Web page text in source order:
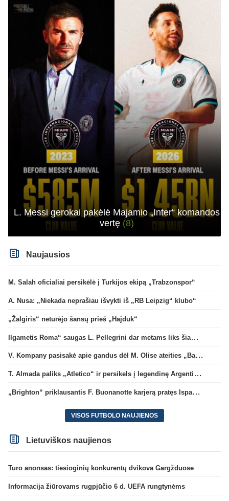
L. Messi gerokai pakėlė Majamio „Inter“ komandos
vertę (8)
Naujausios
M. Salah oficialiai persikėlė į Turkijos ekipą „Trabzonspor“
A. Nusa: „Niekada neprašiau išvykti iš „RB Leipzig“ klubo“
„Žalgiris“ neturėjo šansų prieš „Hajduk“
Ilgametis Roma“ saugas L. Pellegrini dar metams liks šiame klube
V. Kompany pasisakė apie gandus dėl M. Olise ateities „Bayern“ gretose
T. Almada paliks „Atletico“ ir persikels į legendinę Argentinos ekipą
„Brighton“ priklausantis F. Buonanotte karjerą pratęs Ispanijoje
VISOS FUTBOLO NAUJIENOS
Lietuviškos naujienos
Turo anonsas: tiesioginių konkurentų dvikova Gargžduose
Informacija žiūrovams rugpjūčio 6 d. UEFA rungtynėms